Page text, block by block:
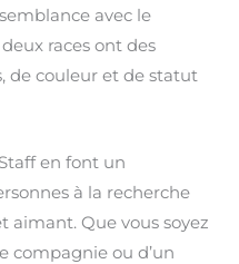
avec le
races ont des
de couleur et de statut
en font un
à la recherche
aimant. Que vous soyez
compagnie ou d’un